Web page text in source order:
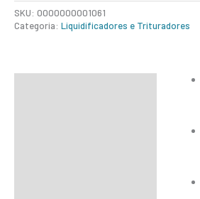
SKU: 0000000001061
Categoria: Liquidificadores e Trituradores